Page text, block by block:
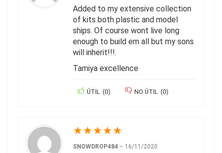
Added to my extensive collection
of kits both plastic and model
ships. Of course wont live long
enough to build em all but my sons
will inherit!!!.
Tamiya excellence
ÚTIL (0) NO ÚTIL (0)
★★★★★
SNOWDROP484 – 16/11/2020